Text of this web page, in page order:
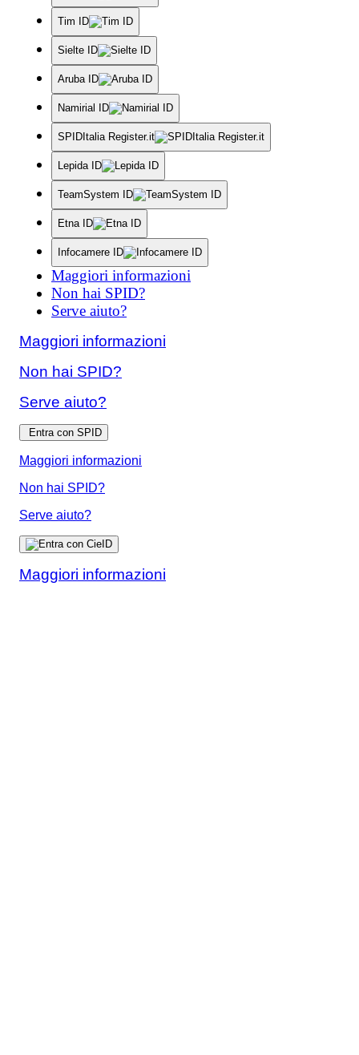
Tim ID
Sielte ID
Aruba ID
Namirial ID
SPIDItalia Register.it
Lepida ID
TeamSystem ID
Etna ID
Infocamere ID
Maggiori informazioni
Non hai SPID?
Serve aiuto?
Maggiori informazioni
Non hai SPID?
Serve aiuto?
Entra con SPID
Maggiori informazioni
Non hai SPID?
Serve aiuto?
Maggiori informazioni